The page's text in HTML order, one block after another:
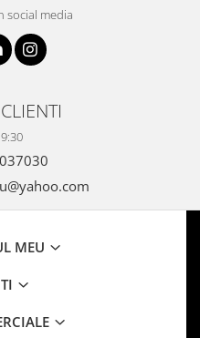
social media
MEU